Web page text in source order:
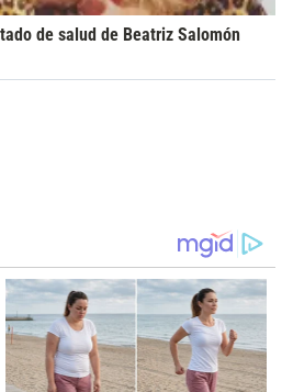
de salud de Beatriz Salomón